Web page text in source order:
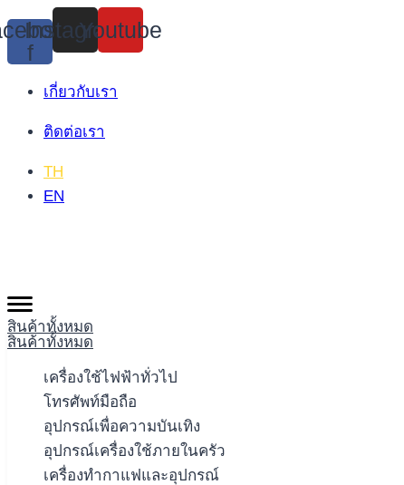
Skip
to
content
f
Instagram
Youtube
เกี่ยวกับเรา
ติดต่อเรา
TH
EN
สินค้าทั้งหมด
สินค้าทั้งหมด
เครื่องใช้ไฟฟ้าทั่วไป
โทรศัพท์มือถือ
อุปกรณ์เพื่อความบันเทิง
อุปกรณ์เครื่องใช้ภายในครัว
เครื่องทำกาแฟและอุปกรณ์